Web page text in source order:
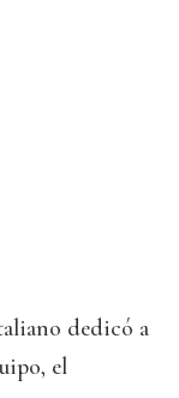
dedicó a
el